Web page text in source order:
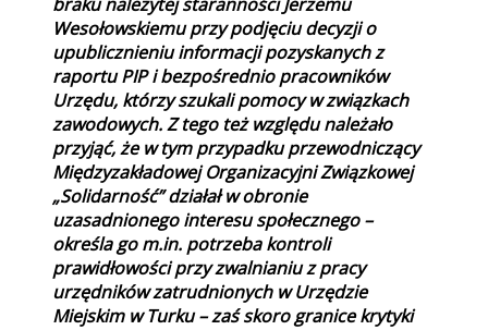
braku należytej staranności Jerzemu
Wesołowskiemu przy podjęciu decyzji o
upublicznieniu informacji pozyskanych z
raportu PIP i bezpośrednio pracowników
Urzędu, którzy szukali pomocy w związkach
zawodowych. Z tego też względu należało
przyjąć, że w tym przypadku przewodniczący
Międzyzakładowej Organizacyjni Związkowej
„Solidarność” działał w obronie
uzasadnionego interesu społecznego –
określa go m.in. potrzeba kontroli
prawidłowości przy zwalnianiu z pracy
urzędników zatrudnionych w Urzędzie
Miejskim w Turku – zaś skoro granice krytyki